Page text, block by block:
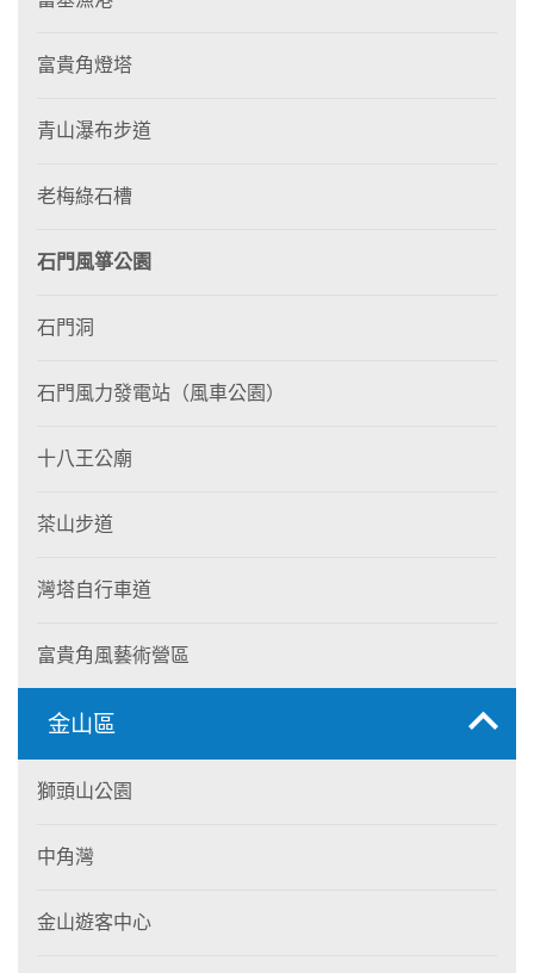
富貴角燈塔
青山瀑布步道
老梅綠石槽
石門風箏公園
石門洞
石門風力發電站（風車公園）
十八王公廟
茶山步道
灣塔自行車道
富貴角風藝術營區
金山區
獅頭山公園
中角灣
金山遊客中心